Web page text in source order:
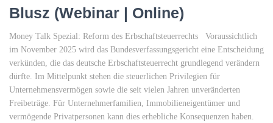
Blusz (Webinar | Online)
Money Talk Spezial: Reform des Erbschaftsteuerrechts Voraussichtlich
im November 2025 wird das Bundesverfassungsgericht eine Entscheidung
verkünden, die das deutsche Erbschaftsteuerrecht grundlegend verändern
dürfte. Im Mittelpunkt stehen die steuerlichen Privilegien für
Unternehmensvermögen sowie die seit vielen Jahren unveränderten
Freibeträge. Für Unternehmerfamilien, Immobilieneigentümer und
vermögende Privatpersonen kann dies erhebliche Konsequenzen haben.